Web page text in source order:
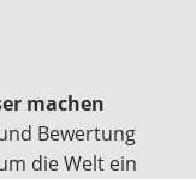
machen
Bewertung
die Welt ein